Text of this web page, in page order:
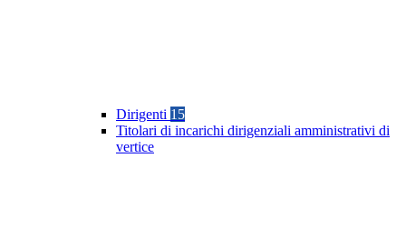
Dirigenti 15
Titolari di incarichi dirigenziali amministrativi di
vertice